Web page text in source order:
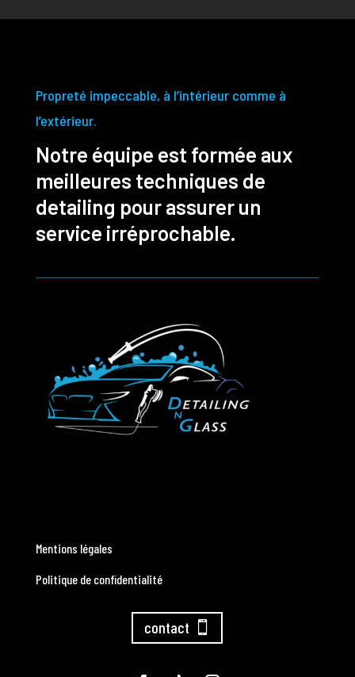
Propreté impeccable, à l’intérieur comme à
l’extérieur.
Notre équipe est formée aux
meilleures techniques de
detailing pour assurer un
service irréprochable.
Mentions légales
Politique de confidentialité
contact